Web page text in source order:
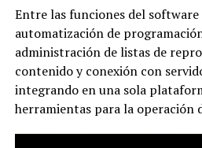
Entre las funciones del
automatización de
administración de listas de
contenido y conexión con
integrando en una sola
herramientas para la operación